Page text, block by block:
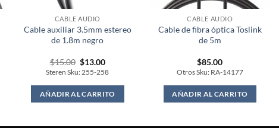
CABLE AUDIO
Cable auxiliar 3.5mm estereo
de 1.8m negro
$15.00 Original
price
was:
$15.00.
$13.00Current
price
is:
$13.00.
Steren Sku: 255-258
AÑADIR AL CARRITO
CABLE AUDIO
Cable de fibra óptica Toslink
de 5m
$85.00
Otros Sku: RA-14177
AÑADIR AL CARRITO